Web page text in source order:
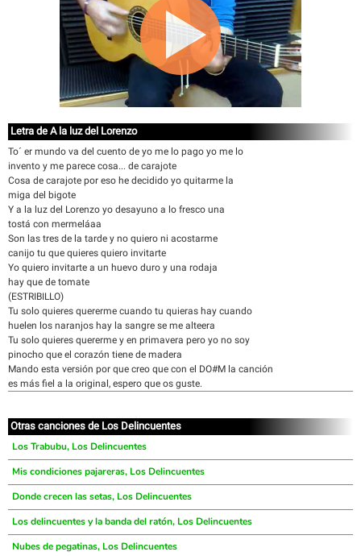
Letra de A la luz del Lorenzo
To´ er mundo va del cuento de yo me lo pago yo me lo
invento y me parece cosa... de carajote
Cosa de carajote por eso he decidido yo quitarme la
miga del bigote
Y a la luz del Lorenzo yo desayuno a lo fresco una
tostá con mermeláaa
Son las tres de la tarde y no quiero ni acostarme
canijo tu que quieres quiero invitarte
Yo quiero invitarte a un huevo duro y una rodaja
hay que de tomate
(ESTRIBILLO)
Tu solo quieres quererme cuando tu quieras hay cuando
huelen los naranjos hay la sangre se me alteera
Tu solo quieres quererme y en primavera pero yo no soy
pinocho que el corazón tiene de madera
Mando esta versión por que creo que con el DO#M la canción
es más fiel a la original, espero que os guste.
Otras canciones de Los Delincuentes
Los Trabubu, Los Delincuentes
Mis condiciones pajareras, Los Delincuentes
Donde crecen las setas, Los Delincuentes
Los delincuentes y la banda del ratón, Los Delincuentes
Nubes de pegatinas, Los Delincuentes